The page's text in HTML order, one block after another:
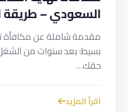
السعودي – طريقة
مقدمة شاملة عن مكافأة
بسيط: بعد سنوات من
حقك…
اقرأ المزيد